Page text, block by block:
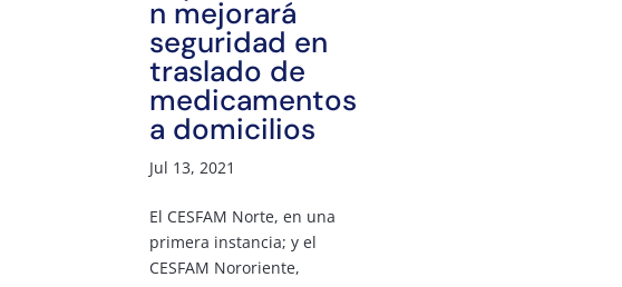
n mejorará
seguridad en
traslado de
medicamentos
a domicilios
Jul 13, 2021
El CESFAM Norte, en una
primera instancia; y el
CESFAM Nororiente,